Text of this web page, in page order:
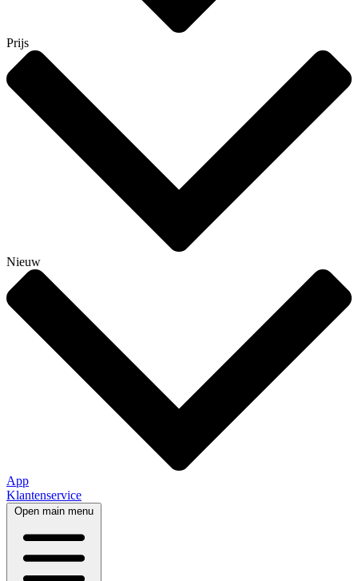
Prijs
Nieuw
App
Klantenservice
Open main menu